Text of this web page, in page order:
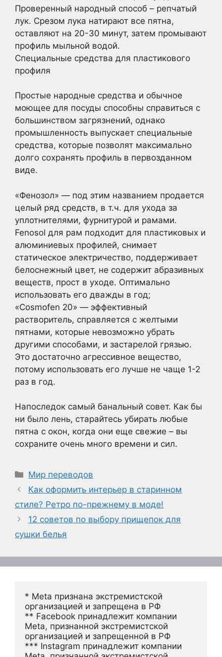
Проверенный народный способ – репчатый
лук. Срезом лука натирают все пятна,
оставляют на 20-30 минут, затем промывают
профиль мыльной водой.
Специальные средства для пластикового
профиля
Простые народные средства и обычное
моющее для посуды способны справиться с
большинством загрязнений, однако
промышленность выпускает специальные
средства, которые позволят максимально
долго сохранять профиль в первозданном
виде.
«Фенозол» — под этим названием продается
целый ряд средств, в т.ч. для ухода за
уплотнителями, фурнитурой и рамами.
Fenosol для рам подходит для пластиковых и
алюминиевых профилей, снимает
статическое электричество, поддерживает
белоснежный цвет, не содержит абразивных
веществ, прост в уходе. Оптимально
использовать его дважды в год;
«Сosmofen 20» — эффективный
растворитель, справляется с желтыми
пятнами, которые невозможно убрать
другими способами, и застарелой грязью.
Это достаточно агрессивное вещество,
потому использовать его лучше не чаще 1-2
раз в год.
Напоследок самый банальный совет. Как бы
ни было лень, старайтесь убирать любые
пятна с окон, когда они еще свежие – вы
сохраните очень много времени и сил.
Рубрики
Мир переводов
Как оформить интерьер в старинном
стиле? Ретро по-прежнему в моде!
12 советов по выбору прищепок для
сушки белья
* Meta признана экстремистской
организацией и запрещена в РФ
** Facebook принадлежит компании
Meta, признанной экстремистской
организацией и запрещенной в РФ
*** Instagram принадлежит компании